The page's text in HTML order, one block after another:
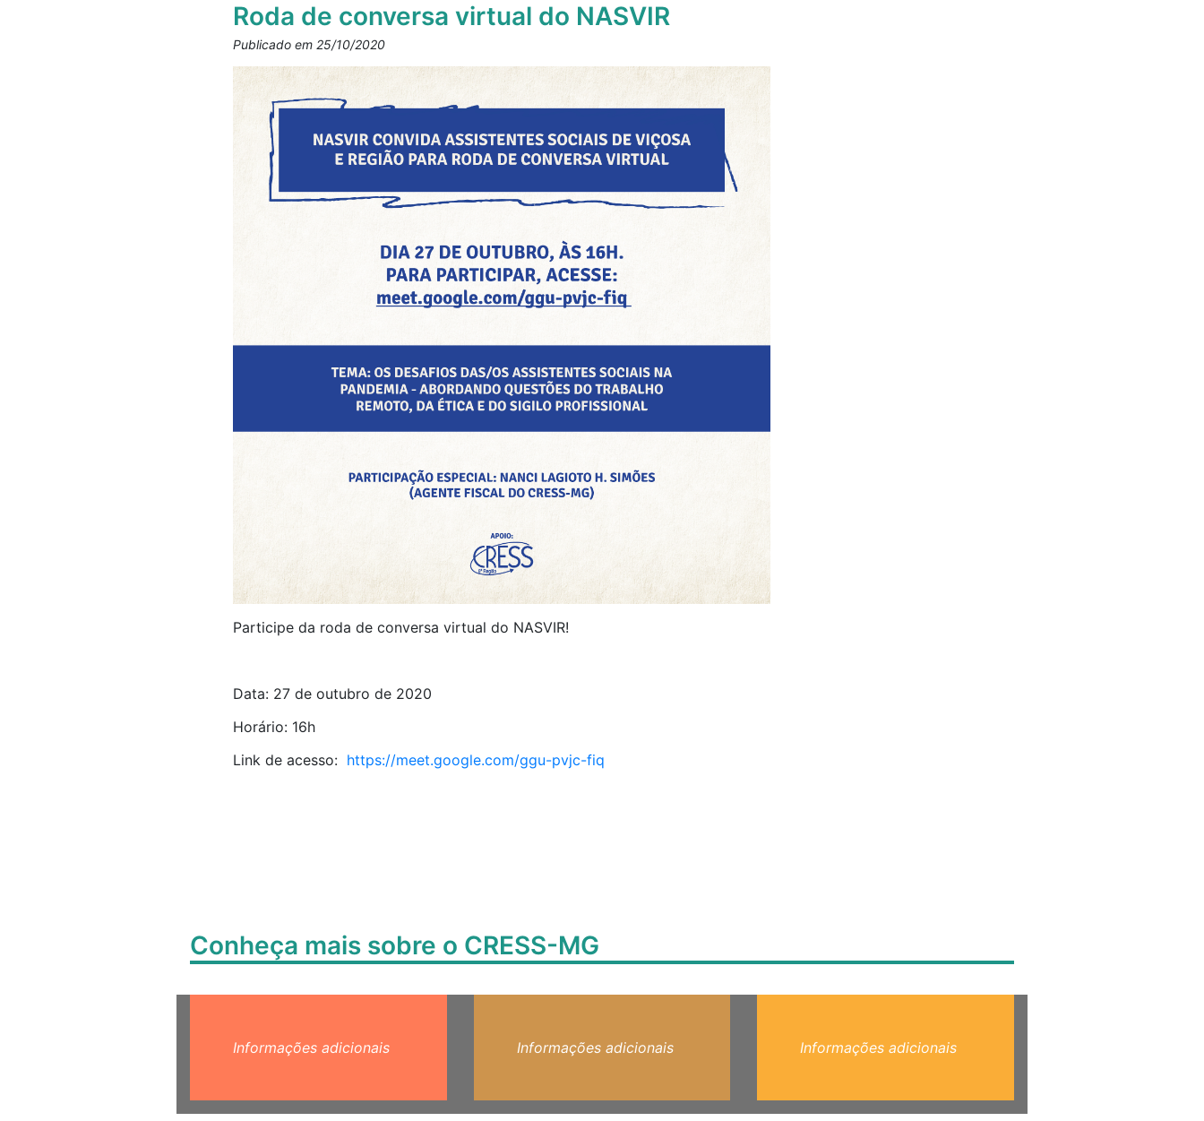
Roda de conversa virtual do NASVIR
Publicado em 25/10/2020
Participe da roda de conversa virtual do NASVIR!
Data: 27 de outubro de 2020
Horário: 16h
Link de acesso: https://meet.google.com/ggu-pvjc-fiq
Conheça mais sobre o CRESS-MG
Informações adicionais Informações adicionais Informações adicionais